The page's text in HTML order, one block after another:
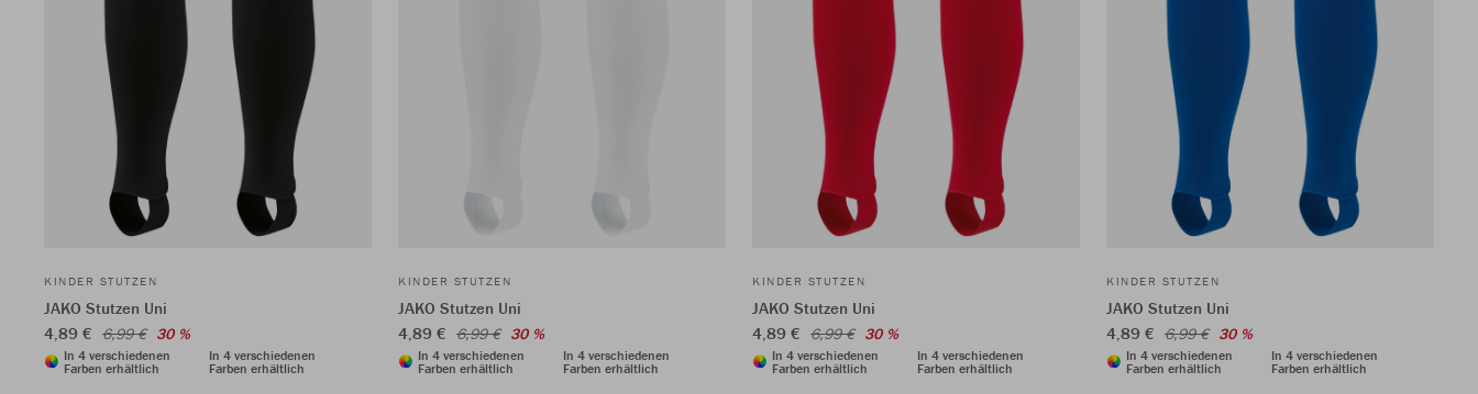
KINDER STUTZEN
JAKO Stutzen Uni
4,89 € 6,99 € 30 %
In 4 verschiedenen
Farben erhältlich
In 4 verschiedenen
Farben erhältlich
KINDER STUTZEN
JAKO Stutzen Uni
4,89 € 6,99 € 30 %
In 4 verschiedenen
Farben erhältlich
In 4 verschiedenen
Farben erhältlich
KINDER STUTZEN
JAKO Stutzen Uni
4,89 € 6,99 € 30 %
In 4 verschiedenen
Farben erhältlich
In 4 verschiedenen
Farben erhältlich
KINDER STUTZEN
JAKO Stutzen Uni
4,89 € 6,99 € 30 %
In 4 verschiedenen
Farben erhältlich
In 4 verschiedenen
Farben erhältlich